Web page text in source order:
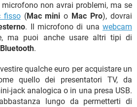
non avrai problemi, ma se
fisso(Mac mini o Mac Pro), dovrai
. Il microfono di una webcam
ma puoi anche usare altri tipi di
Bluetooth.
qualche euro per acquistare un
quello dei presentatori TV, da
jack analogica o in una presa USB.
lungo da permetterti di